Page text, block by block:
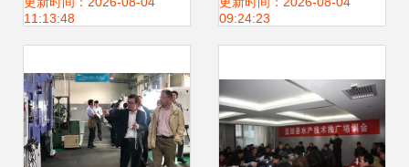
11:13:48
大会在京召开
09:24:23